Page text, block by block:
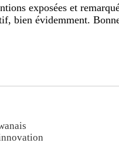
exposées et
bien évidemment.